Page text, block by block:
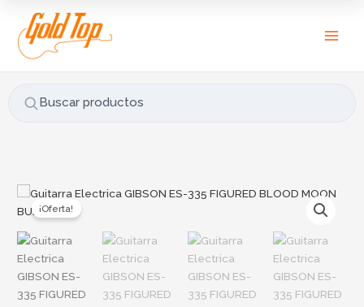
contenido
Buscar productos
u
s
r
:
¡Oferta!
Original
was:
$11.996.424.
Current
is:
$9.597.139.
Guitarra
Electrica
ES-
335
FIGURED
BLOOD